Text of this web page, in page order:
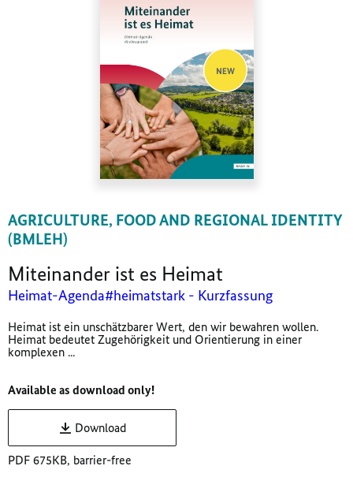
AGRICULTURE, FOOD AND REGIONAL IDENTITY
(BMLEH)
Miteinander ist es Heimat
Heimat-Agenda#heimatstark - Kurzfassung
Heimat ist ein unschätzbarer Wert, den wir bewahren wollen.
Heimat bedeutet Zugehörigkeit und Orientierung in einer
komplexen ...
Available as download only!
Download
PDF 675KB, barrier-free